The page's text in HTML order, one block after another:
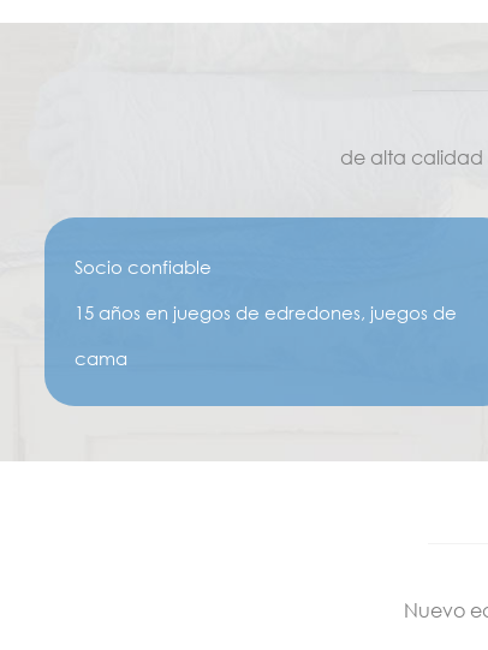
de alta calidad
Socio confiable
15 años en juegos de edredones, juegos de
cama
Fabricación profesional y exportador
Nuevo